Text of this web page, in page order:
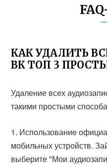
КАК УДАЛИТЬ
ВК ТОП 3
Удаление всех
такими простыми
Использование
мобильных устройств.
выберите "Мои